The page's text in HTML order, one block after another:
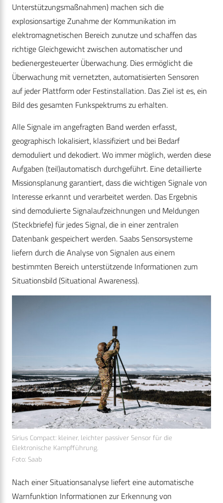
Unterstützungsmaßnahmen) machen sich die
explosionsartige Zunahme der Kommunikation im
elektromagnetischen Bereich zunutze und schaffen das
richtige Gleichgewicht zwischen automatischer und
bedienergesteuerter Überwachung. Dies ermöglicht die
Überwachung mit vernetzten, automatisierten Sensoren
auf jeder Plattform oder Festinstallation. Das Ziel ist es, ein
Bild des gesamten Funkspektrums zu erhalten.
Alle Signale im angefragten Band werden erfasst,
geographisch lokalisiert, klassifiziert und bei Bedarf
demoduliert und dekodiert. Wo immer möglich, werden diese
Aufgaben (teil)automatisch durchgeführt. Eine detaillierte
Missionsplanung garantiert, dass die wichtigen Signale von
Interesse erkannt und verarbeitet werden. Das Ergebnis
sind demodulierte Signalaufzeichnungen und Meldungen
(Steckbriefe) für jedes Signal, die in einer zentralen
Datenbank gespeichert werden. Saabs Sensorsysteme
liefern durch die Analyse von Signalen aus einem
bestimmten Bereich unterstützende Informationen zum
Situationsbild (Situational Awareness).
Sirius Compact: kleiner, leichter passiver Sensor für die
Elektronische Kampfführung.
Foto: Saab
Nach einer Situationsanalyse liefert eine automatische
Warnfunktion Informationen zur Erkennung von